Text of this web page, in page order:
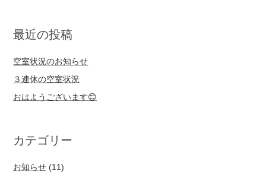
最近の投稿
空室状況のお知らせ
３連休の空室状況
おはようございます😊
カテゴリー
お知らせ (11)